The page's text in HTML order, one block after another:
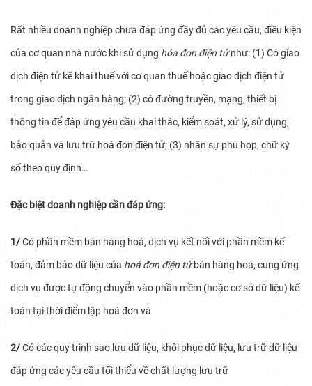
Rất nhiều doanh nghiệp chưa đáp ứng đầy đủ các yêu cầu, điều kiện
của cơ quan nhà nước khi sử dụng hóa đơn điện tửnhư: (1) Có giao
dịch điện tử kê khai thuế với cơ quan thuế hoặc giao dịch điện tử
trong giao dịch ngân hàng; (2) có đường truyền, mạng, thiết bị
thông tin để đáp ứng yêu cầu khai thác, kiểm soát, xử lý, sử dụng,
bảo quản và lưu trữ hoá đơn điện tử; (3) nhân sự phù hợp, chữ ký
số theo quy định…
Đặc biệt doanh nghiệp cần đáp ứng:
1/Có phần mềm bán hàng hoá, dịch vụ kết nối với phần mềm kế
toán, đảm bảo dữ liệu của hoá đơn điện tửbán hàng hoá, cung ứng
dịch vụ được tự động chuyển vào phần mềm (hoặc cơ sở dữ liệu) kế
toán tại thời điểm lập hoá đơn và
2/Có các quy trình sao lưu dữ liệu, khôi phục dữ liệu, lưu trữ dữ liệu
đáp ứng các yêu cầu tối thiểu về chất lượng lưu trữ